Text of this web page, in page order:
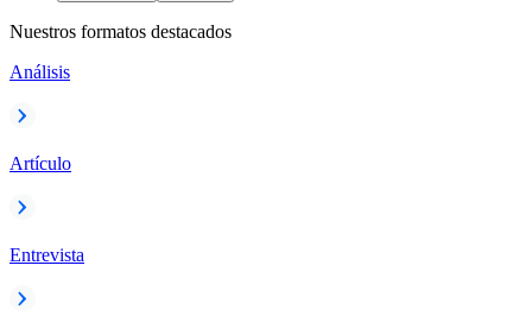
Nuestros formatos destacados
Análisis
Artículo
Entrevista